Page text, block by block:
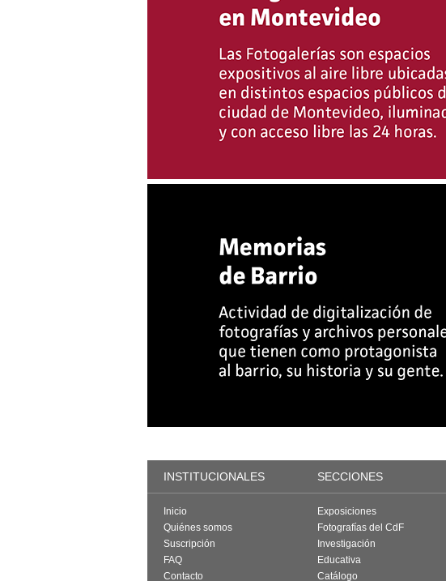
INSTITUCIONALES SECCIONES
Inicio
Quiénes somos
Suscripción
FAQ
Contacto
Exposiciones
Fotografías del CdF
Investigación
Educativa
Catálogo